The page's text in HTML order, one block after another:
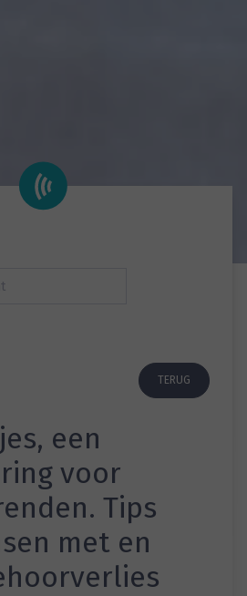
TERUG
een
voor
Tips
met en